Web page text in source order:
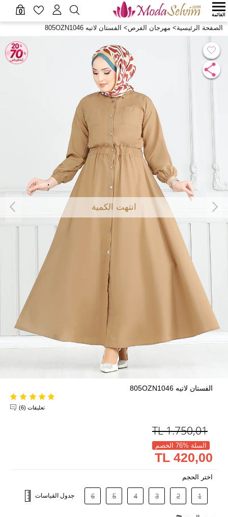
0 القائمة
الصفحة الرئيسية> مهرجان الفرص> الفستان لاتيه 805OZN1046
انتهت الكمية
الفستان لاتيه 805OZN1046
تعليقات (6)
1.750,01
TL
السلة %76 الخصم
420,00 TL
اختر الحجم
1
2
3
4
5
6 جدول القياسات